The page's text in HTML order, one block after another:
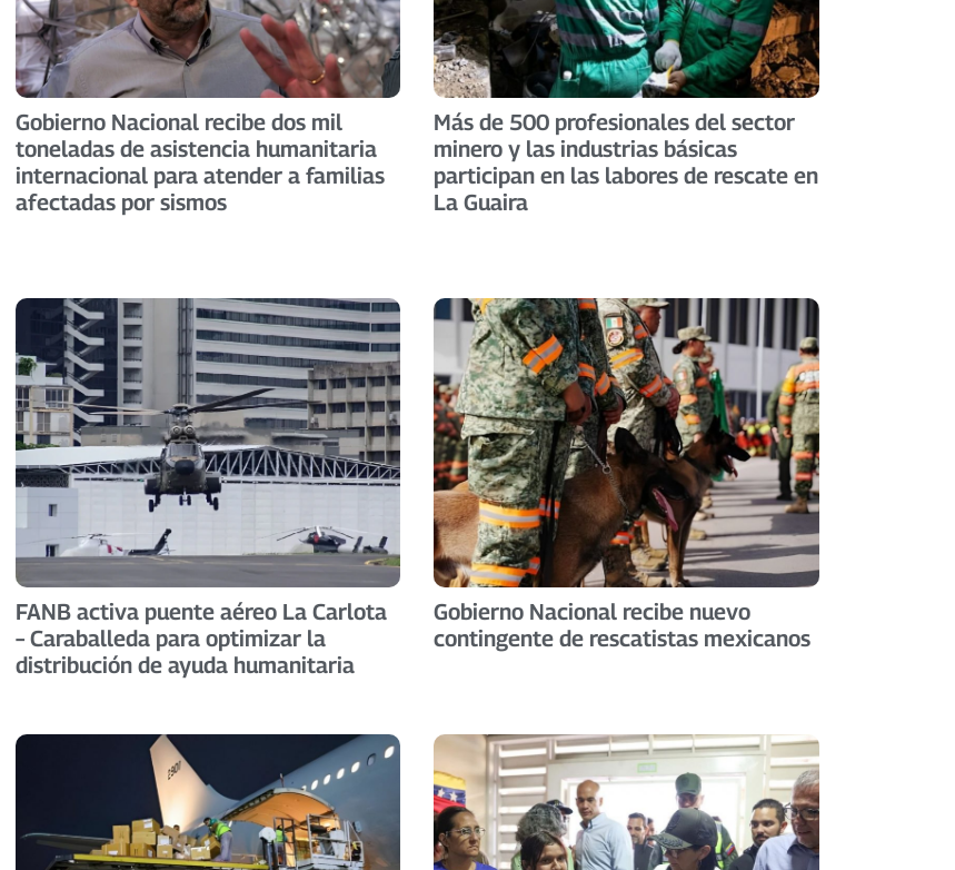
Gobierno Nacional recibe dos mil
toneladas de asistencia humanitaria
internacional para atender a familias
afectadas por sismos
Más de 500 profesionales del sector
minero y las industrias básicas
participan en las labores de rescate en
La Guaira
FANB activa puente aéreo La Carlota
– Caraballeda para optimizar la
distribución de ayuda humanitaria ​
Gobierno Nacional recibe nuevo
contingente de rescatistas mexicanos